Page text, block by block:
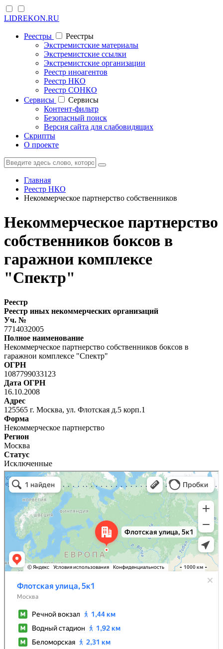
LIDREKON.RU
Реестры
Реестры
Экстремистские материалы
Экстремистские ссылки
Экстремистские организации
Реестр иноагентов
Реестр НКО
Реестр СОНКО
Cервисы
Cервисы
Контент-фильтр
Безопасный поиск
Версия сайта для слабовидящих
Скрипты
О проекте
Главная
Реестр НКО
Некоммерческое партнерство собственников
Некоммерческое партнерство
собственников боксов в
гаражнои комплексе
"Спектр"
Реестр
Реестр иных некоммерческих организаций
Уч. №
7714032005
Полное наименование
Некоммерческое партнерство собственников боксов в
гаражнои комплексе "Спектр"
ОГРН
1087799033123
Дата ОГРН
16.10.2008
Адрес
125565 г. Москва, ул. Флотская д.5 корп.1
Форма
Некоммерческое партнерство
Регион
Москва
Статус
Исключенные